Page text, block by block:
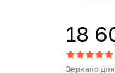
18
Зеркало